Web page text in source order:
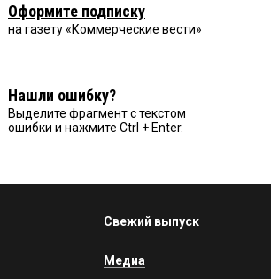
Оформите подписку
на газету «Коммерческие вести»
Нашли ошибку?
Выделите фрагмент с текстом
ошибки и нажмите Ctrl + Enter.
Свежий выпуск
Медиа